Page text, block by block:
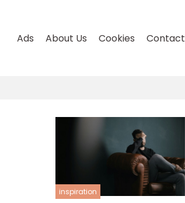
Ads About Us Cookies Contact
inspiration